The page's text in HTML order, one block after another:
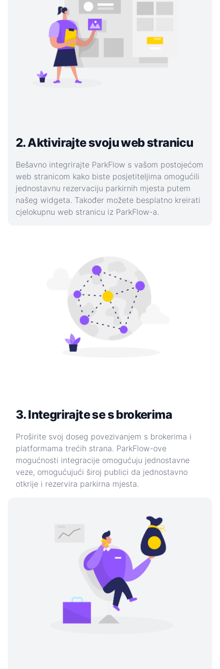
2. Aktivirajte svoju web stranicu
Bešavno integrirajte ParkFlow s vašom postojećom
web stranicom kako biste posjetiteljima omogućili
jednostavnu rezervaciju parkirnih mjesta putem
našeg widgeta. Također možete besplatno kreirati
cjelokupnu web stranicu iz ParkFlow-a.
3. Integrirajte se s brokerima
Proširite svoj doseg povezivanjem s brokerima i
platformama trećih strana. ParkFlow-ove
mogućnosti integracije omogućuju jednostavne
veze, omogućujući široj publici da jednostavno
otkrije i rezervira parkirna mjesta.